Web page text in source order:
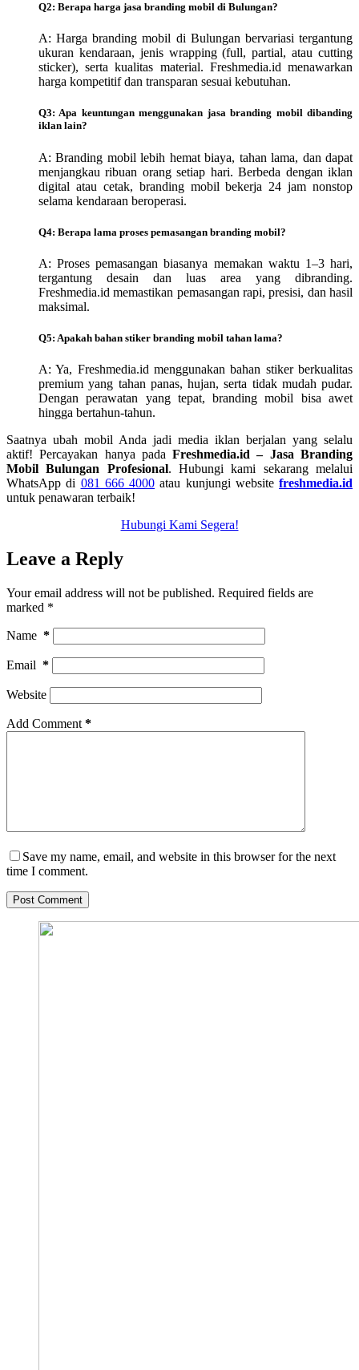
Q2: Berapa harga jasa branding mobil di Bulungan?
A: Harga branding mobil di Bulungan bervariasi tergantung
ukuran kendaraan, jenis wrapping (full, partial, atau cutting
sticker), serta kualitas material. Freshmedia.id menawarkan
harga kompetitif dan transparan sesuai kebutuhan.
Q3: Apa keuntungan menggunakan jasa branding mobil dibanding
iklan lain?
A: Branding mobil lebih hemat biaya, tahan lama, dan dapat
menjangkau ribuan orang setiap hari. Berbeda dengan iklan
digital atau cetak, branding mobil bekerja 24 jam nonstop
selama kendaraan beroperasi.
Q4: Berapa lama proses pemasangan branding mobil?
A: Proses pemasangan biasanya memakan waktu 1–3 hari,
tergantung desain dan luas area yang dibranding.
Freshmedia.id memastikan pemasangan rapi, presisi, dan hasil
maksimal.
Q5: Apakah bahan stiker branding mobil tahan lama?
A: Ya, Freshmedia.id menggunakan bahan stiker berkualitas
premium yang tahan panas, hujan, serta tidak mudah pudar.
Dengan perawatan yang tepat, branding mobil bisa awet
hingga bertahun-tahun.
Saatnya ubah mobil Anda jadi media iklan berjalan yang selalu
aktif! Percayakan hanya padaFreshmedia.id – Jasa Branding
Mobil Bulungan Profesional. Hubungi kami sekarang melalui
WhatsApp di 081 666 4000 atau kunjungi website freshmedia.id
untuk penawaran terbaik!
Hubungi Kami Segera!
Leave a Reply
Your email address will not be published. Required fields are
marked *
Name *
Email *
Website
Add Comment *
Save my name, email, and website in this browser for the next
time I comment.
Post Comment